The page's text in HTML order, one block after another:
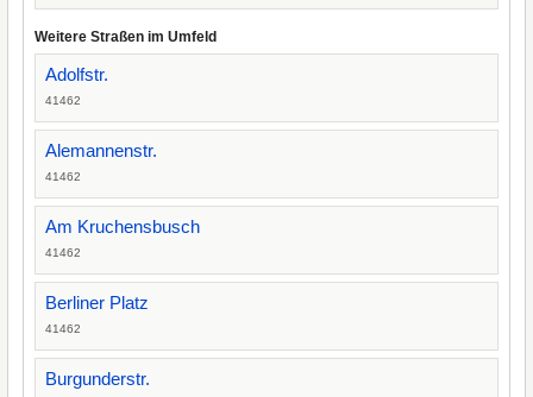
Weitere Straßen im Umfeld
Adolfstr.
41462
Alemannenstr.
41462
Am Kruchensbusch
41462
Berliner Platz
41462
Burgunderstr.